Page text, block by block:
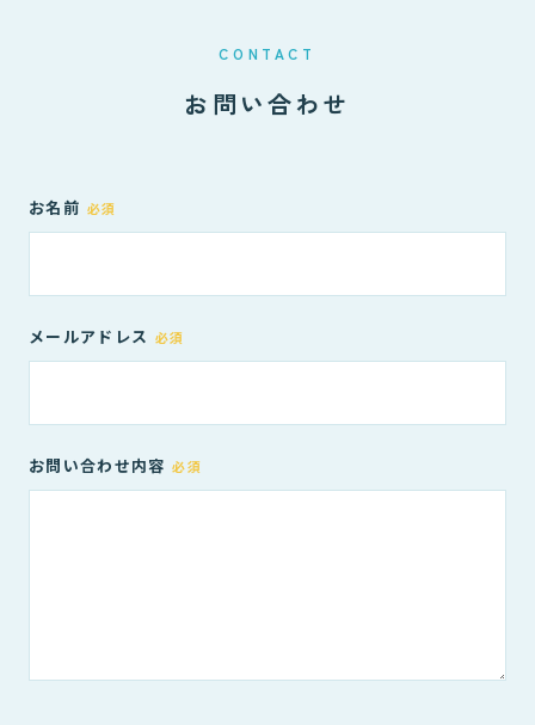
CONTACT
お問い合わせ
お名前 必須
メールアドレス 必須
お問い合わせ内容 必須